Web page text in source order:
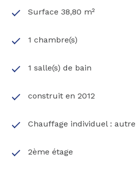
Surface 38,80 m²
1 chambre(s)
1 salle(s) de bain
construit en 2012
Chauffage individuel : autre
2ème étage